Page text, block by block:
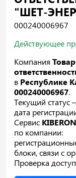
"ШЕТ-
000240006967
Действующее
Компания
в Республике
000240006967.
Текущий статус
дата
Сервис KIBERON
по компании:
блоки, связи с
Проверка